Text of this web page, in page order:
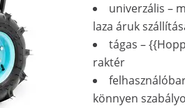
univerzális –
laza áruk
tágas –
raktér
könnyen